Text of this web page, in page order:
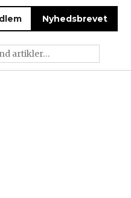
Nyhedsbrevet